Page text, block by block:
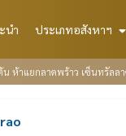
นำ ประเภทอสังหาฯ
ห้าแยกลาดพร้าว เซ็นทรัลล